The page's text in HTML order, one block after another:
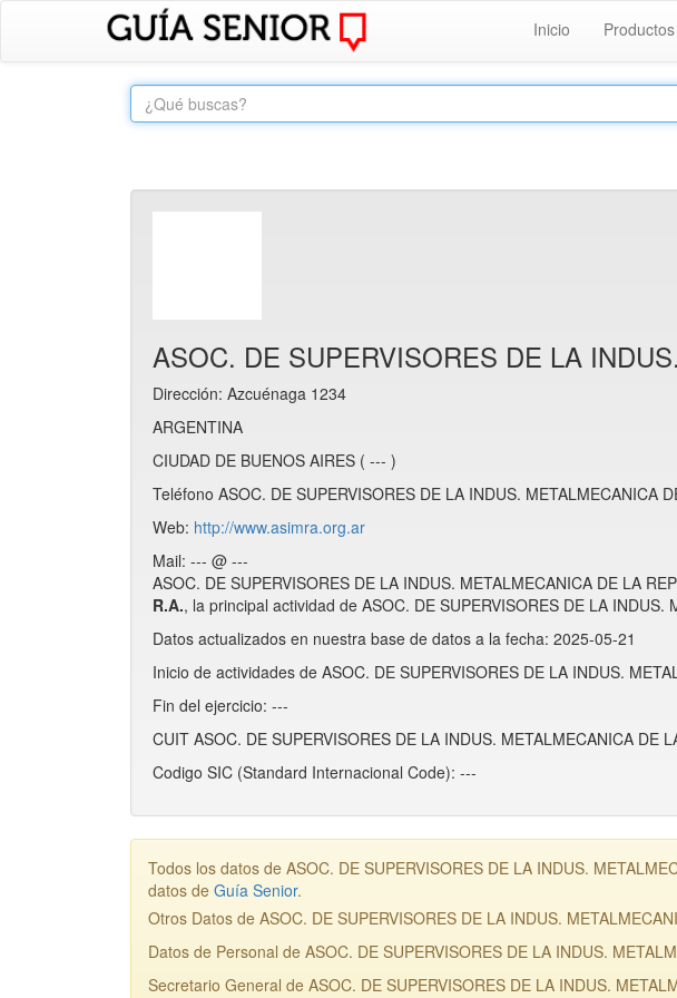
Inicio Productos
ASOC. DE SUPERVISORES DE LA
Dirección: Azcuénaga 1234
ARGENTINA
CIUDAD DE BUENOS AIRES ( --- )
Teléfono ASOC. DE SUPERVISORES DE LA INDUS. METALMECANICA
Web: http://www.asimra.org.ar
Mail: --- @ ---
ASOC. DE SUPERVISORES DE LA INDUS. METALMECANICA DE LA
R.A., la principal actividad de ASOC. DE SUPERVISORES DE LA
Datos actualizados en nuestra base de datos a la fecha: 2025-05-21
Inicio de actividades de ASOC. DE SUPERVISORES DE LA INDUS.
Fin del ejercicio: ---
CUIT ASOC. DE SUPERVISORES DE LA INDUS. METALMECANICA DE
Codigo SIC (Standard Internacional Code): ---
Todos los datos de ASOC. DE SUPERVISORES DE LA INDUS.
datos de Guía Senior.
Otros Datos de ASOC. DE SUPERVISORES DE LA INDUS.
Datos de Personal de ASOC. DE SUPERVISORES DE LA INDUS.
Secretario General de ASOC. DE SUPERVISORES DE LA INDUS.